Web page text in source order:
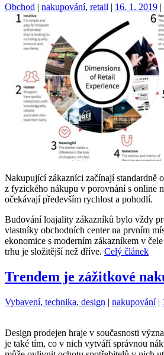
Kategorie:
Obchod | Štítky:
nakupování, retail | 16. 1. 2019 |
Nakupující zákazníci začínají standardně
z fyzického nákupu v porovnání s online
očekávají především rychlost a pohodlí.
Budování loajality zákazníků bylo vždy
vlastníky obchodních center na prvním
ekonomice s moderním zákazníkem v
trhu je složitější než dříve. Celý článek
Trendem je zážitkové
Kategorie:
Vybavení, technika, design | Štítky:
nakupování |
Design prodejen hraje v současnosti
je také tím, co v nich vytváří správnou